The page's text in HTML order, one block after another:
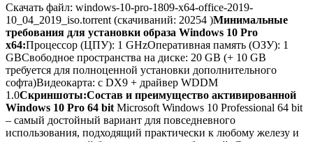
Скачать файл: windows-10-pro-1809-x64-office-2019-
10_04_2019_iso.torrent (скачиваний: 20254 )Минимальные
требования для установки образа Windows 10 Pro
x64:Процессор (ЦПУ): 1 GHzОперативная память (ОЗУ): 1
GBСвободное пространства на диске: 20 GB (+ 10 GB
требуется для полноценной установки дополнительного
софта)Видеокарта: с DX9 + драйвер WDDM
1.0Скриншоты:Состав и преимущество активированной
Windows 10 Pro 64 bit Microsoft Windows 10 Professional 64 bit
– самый достойный вариант для повседневного
использования, подходящий практически к любому железу и